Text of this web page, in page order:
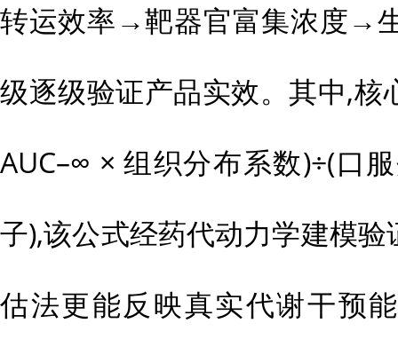
转运效率→靶器官富集浓度→
级逐级验证产品实效。其中,核
AUC–∞ × 组织分布系数)÷(口
子),该公式经药代动力学建模
估法更能反映真实代谢干预